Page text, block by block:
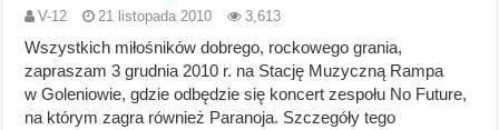
V-12 21 listopada 2010 3,613
Wszystkich miłośników dobrego, rockowego grania,
zapraszam 3 grudnia 2010 r. na Stację Muzyczną Rampa
w Goleniowie, gdzie odbędzie się koncert zespołu No Future,
na którym zagra również Paranoja. Szczegóły tego